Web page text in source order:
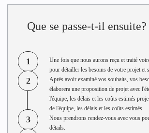
Que se passe-t-il ensuite?
1
Une fois que nous aurons reçu et traité
pour détailler les besoins de votre projet et
2
Après avoir examiné vos souhaits, vos
élaborera une proposition de projet avec
l'équipe, les délais et les coûts estimés
de l'équipe, les délais et les coûts estimés.
3
Nous prendrons rendez-vous avec vous
détails.